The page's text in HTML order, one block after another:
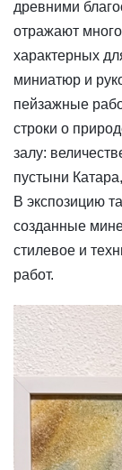
древними
отражают
характерных
миниатюр и
пейзажные
строки о
залу:
пустыни
В экспозицию
созданные
стилевое и
работ.